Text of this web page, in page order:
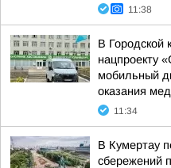
11:38
В Городской
нацпроекту
мобильный
оказания
11:34
В Кумертау
сбережений